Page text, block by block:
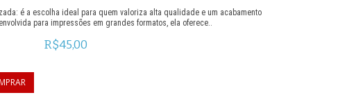
é a escolha ideal para quem valoriza alta qualidade e um acabamento
para impressões em grandes formatos, ela oferece..
R$45,00